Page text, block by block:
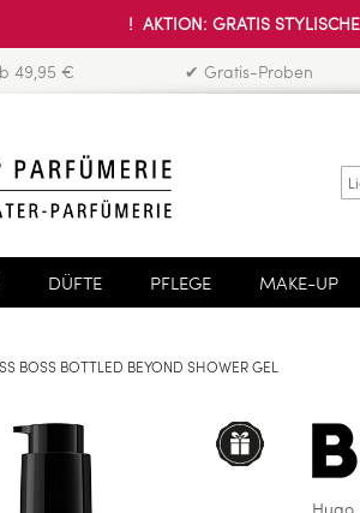
! AKTION: GRATIS
49,95 € ✔ Gratis-Proben
DÜFTE PFLEGE MAKE-UP
BOSS BOTTLED BEYOND SHOWER GEL